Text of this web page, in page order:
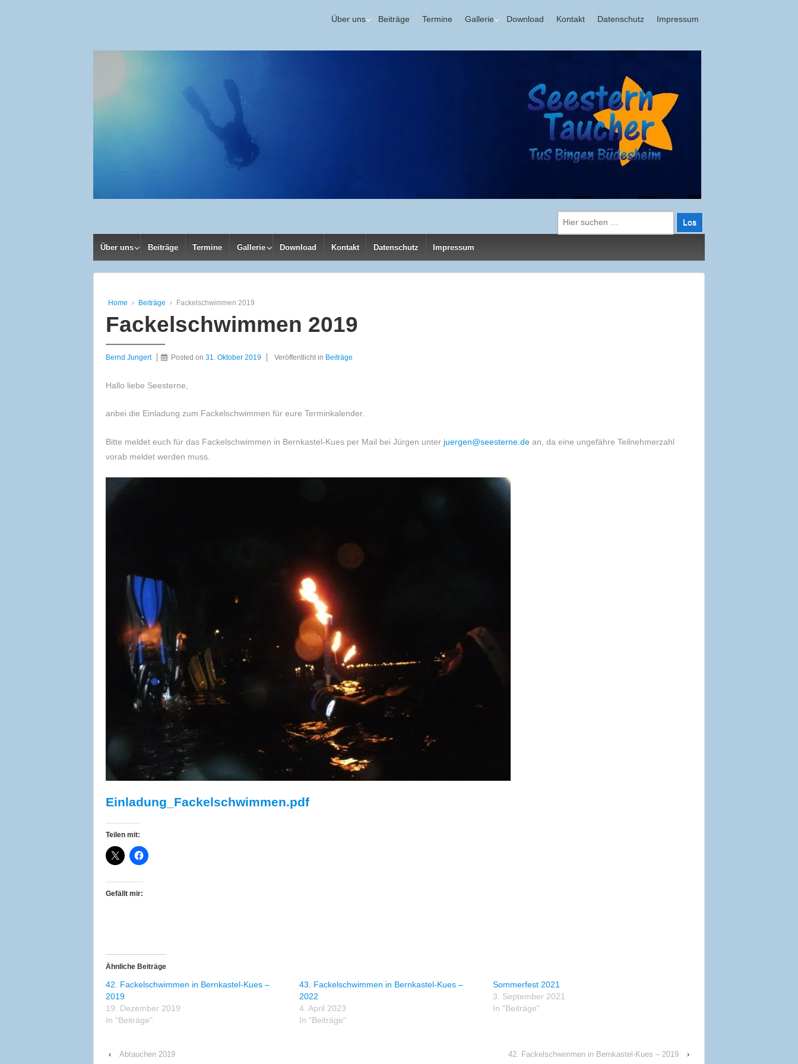
Über uns Beiträge Termine Gallerie Download Kontakt Datenschutz Impressum
Suche
nach:
Über uns Beiträge Termine Gallerie Download Kontakt Datenschutz Impressum
Home › Beiträge › Fackelschwimmen 2019
Fackelschwimmen 2019
Bernd Jungert Posted on 31. Oktober 2019 Veröffentlicht in Beiträge
Hallo liebe Seesterne,
anbei die Einladung zum Fackelschwimmen für eure Terminkalender.
Bitte meldet euch für das Fackelschwimmen in Bernkastel-Kues per Mail bei Jürgen unter juergen@seesterne.de an, da eine ungefähre Teilnehmerzahl
vorab meldet werden muss.
Einladung_Fackelschwimmen.pdf
Teilen mit:
Gefällt mir:
Ähnliche Beiträge
42. Fackelschwimmen in Bernkastel-Kues –
2019
19. Dezember 2019
In "Beiträge"
43. Fackelschwimmen in Bernkastel-Kues –
2022
4. April 2023
In "Beiträge"
Sommerfest 2021
3. September 2021
In "Beiträge"
‹ Abtauchen 2019 42. Fackelschwimmen in Bernkastel-Kues – 2019 ›